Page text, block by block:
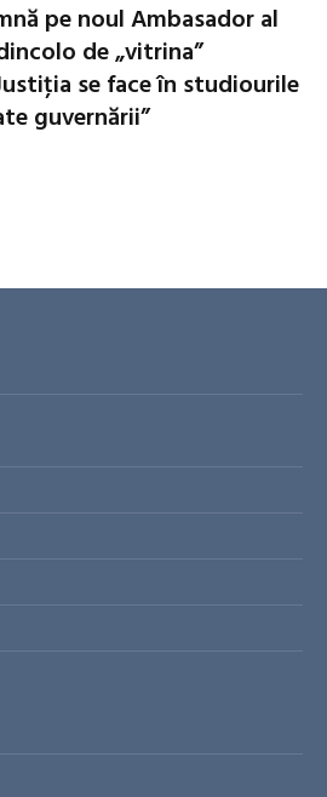
pe noul Ambasador al
de „vitrina”
se face în studiourile
guvernării”